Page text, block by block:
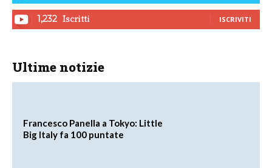
1,232 Iscritti ISCRIVITI
Ultime notizie
Francesco Panella a Tokyo: Little
Big Italy fa 100 puntate